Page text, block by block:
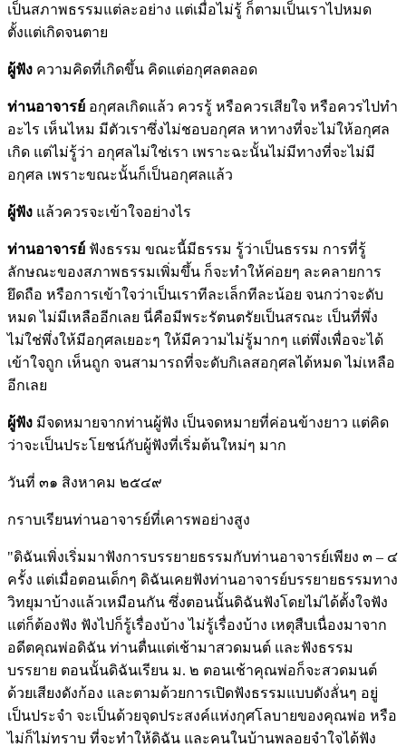
เป็นสภาพธรรมแต่ละอย่าง แต่เมื่อไม่รู้ ก็ตามเป็นเราไปหมด
ตั้งแต่เกิดจนตาย
ผู้ฟัง ความคิดที่เกิดขึ้น คิดแต่อกุศลตลอด
ท่านอาจารย์ อกุศลเกิดแล้ว ควรรู้ หรือควรเสียใจ หรือควรไปทำ
อะไร เห็นไหม มีตัวเราซึ่งไม่ชอบอกุศล หาทางที่จะไม่ให้อกุศล
เกิด แต่ไม่รู้ว่า อกุศลไม่ใช่เรา เพราะฉะนั้นไม่มีทางที่จะไม่มี
อกุศล เพราะขณะนั้นก็เป็นอกุศลแล้ว
ผู้ฟัง แล้วควรจะเข้าใจอย่างไร
ท่านอาจารย์ ฟังธรรม ขณะนี้มีธรรม รู้ว่าเป็นธรรม การที่รู้
ลักษณะของสภาพธรรมเพิ่มขึ้น ก็จะทำให้ค่อยๆ ละคลายการ
ยึดถือ หรือการเข้าใจว่าเป็นเราทีละเล็กทีละน้อย จนกว่าจะดับ
หมด ไม่มีเหลืออีกเลย นี่คือมีพระรัตนตรัยเป็นสรณะ เป็นที่พึ่ง
ไม่ใช่พึ่งให้มีอกุศลเยอะๆ ให้มีความไม่รู้มากๆ แต่พึ่งเพื่อจะได้
เข้าใจถูก เห็นถูก จนสามารถที่จะดับกิเลสอกุศลได้หมด ไม่เหลือ
อีกเลย
ผู้ฟัง มีจดหมายจากท่านผู้ฟัง เป็นจดหมายที่ค่อนข้างยาว แต่คิด
ว่าจะเป็นประโยชน์กับผู้ฟังที่เริ่มต้นใหม่ๆ มาก
วันที่ ๓๑ สิงหาคม ๒๕๔๙
กราบเรียนท่านอาจารย์ที่เคารพอย่างสูง
"ดิฉันเพิ่งเริ่มมาฟังการบรรยายธรรมกับท่านอาจารย์เพียง ๓ – ๔
ครั้ง แต่เมื่อตอนเด็กๆ ดิฉันเคยฟังท่านอาจารย์บรรยายธรรมทาง
วิทยุมาบ้างแล้วเหมือนกัน ซึ่งตอนนั้นดิฉันฟังโดยไม่ได้ตั้งใจฟัง
แต่ก็ต้องฟัง ฟังไปก็รู้เรื่องบ้าง ไม่รู้เรื่องบ้าง เหตุสืบเนื่องมาจาก
อดีตคุณพ่อดิฉัน ท่านตื่นแต่เช้ามาสวดมนต์ และฟังธรรม
บรรยาย ตอนนั้นดิฉันเรียน ม. ๒ ตอนเช้าคุณพ่อก็จะสวดมนต์
ด้วยเสียงดังก้อง และตามด้วยการเปิดฟังธรรมแบบดังลั่นๆ อยู่
เป็นประจำ จะเป็นด้วยจุดประสงค์แห่งกุศโลบายของคุณพ่อ หรือ
ไม่ก็ไม่ทราบ ที่จะทำให้ดิฉัน และคนในบ้านพลอยจำใจได้ฟัง